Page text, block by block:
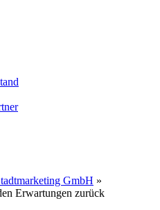
GmbH »
Erwartungen zurück